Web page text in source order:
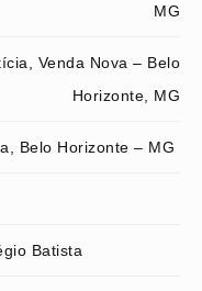
MG
Venda Nova – Belo
Horizonte, MG
Belo Horizonte – MG
Batista